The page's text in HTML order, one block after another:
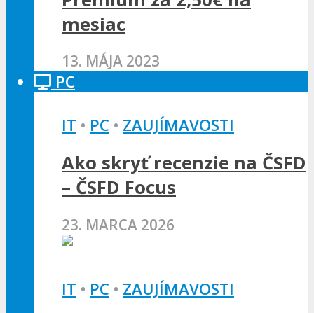
mesiac
13. MÁJA 2023
PC
IT • PC • ZAUJÍMAVOSTI
Ako skryť recenzie na ČSFD
– ČSFD Focus
23. MARCA 2026
IT • PC • ZAUJÍMAVOSTI